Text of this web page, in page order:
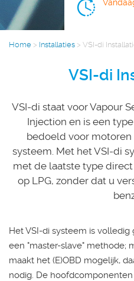
Home > Installaties > VSI-di
VSI-di
VSI-di staat voor Vapour
Injection en is een
bedoeld voor
systeem. Met het VSI-di
met de laatste type
op LPG, zonder dat u
Het VSI-di systeem is
een "master-slave" methode;
maakt het (E)OBD mogelijk,
nodig. De